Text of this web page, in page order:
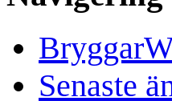
Senaste